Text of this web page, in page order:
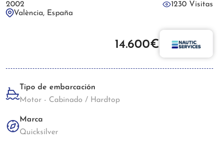
2002
1230 Visitas
València, España
14.600€
Tipo de embarcación
Motor - Cabinado / Hardtop
Marca
Quicksilver